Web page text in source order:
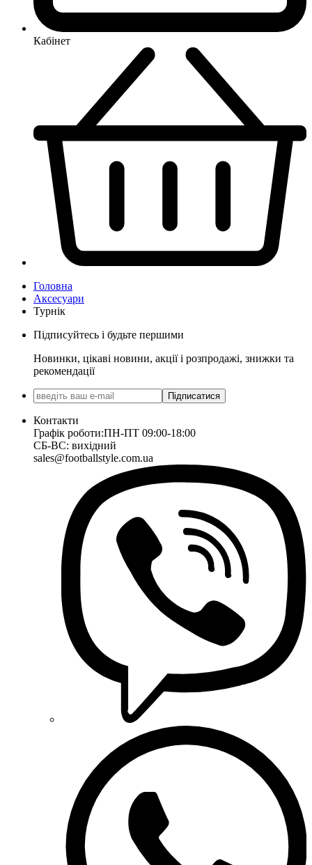
Кабінет
Головна
Аксесуари
Турнік
Підписуйтесь і будьте першими
Новинки, цікаві новини, акції і розпродажі, знижки та
рекомендації
Підписатися
Контакти
Графік роботи:ПН-ПТ 09:00-18:00
СБ-ВС: вихідний
sales@footballstyle.com.ua